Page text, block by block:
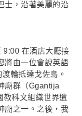
士，沿著美麗的沿
9:00 在酒店大廳接
將由一位會說英語
輪抵達戈佐島。
廟群（Ġgantija
教科文組織世界遺
廟之一。之後，我